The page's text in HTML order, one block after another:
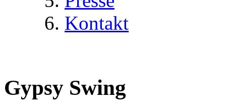
Kontakt
Gypsy Swing